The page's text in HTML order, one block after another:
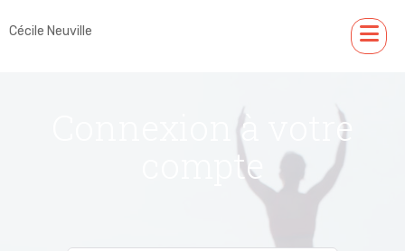
Cécile Neuville
Connexion à votre
compte